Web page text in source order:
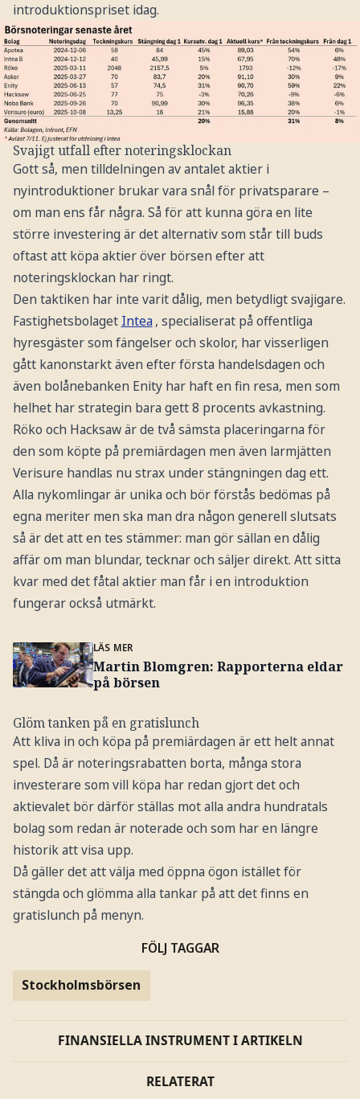
introduktionspriset idag.
Svajigt utfall efter noteringsklockan
Gott så, men tilldelningen av antalet aktier i
nyintroduktioner brukar vara snål för privatsparare –
om man ens får några. Så för att kunna göra en lite
större investering är det alternativ som står till buds
oftast att köpa aktier över börsen efter att
noteringsklockan har ringt.
Den taktiken har inte varit dålig, men betydligt svajigare.
Fastighetsbolaget Intea , specialiserat på offentliga
hyresgäster som fängelser och skolor, har visserligen
gått kanonstarkt även efter första handelsdagen och
även bolånebanken Enity har haft en fin resa, men som
helhet har strategin bara gett 8 procents avkastning.
Röko och Hacksaw är de två sämsta placeringarna för
den som köpte på premiärdagen men även larmjätten
Verisure handlas nu strax under stängningen dag ett.
Alla nykomlingar är unika och bör förstås bedömas på
egna meriter men ska man dra någon generell slutsats
så är det att en tes stämmer: man gör sällan en dålig
affär om man blundar, tecknar och säljer direkt. Att sitta
kvar med det fåtal aktier man får i en introduktion
fungerar också utmärkt.
LÄS MER
Martin Blomgren: Rapporterna eldar
på börsen
Glöm tanken på en gratislunch
Att kliva in och köpa på premiärdagen är ett helt annat
spel. Då är noteringsrabatten borta, många stora
investerare som vill köpa har redan gjort det och
aktievalet bör därför ställas mot alla andra hundratals
bolag som redan är noterade och som har en längre
historik att visa upp.
Då gäller det att välja med öppna ögon istället för
stängda och glömma alla tankar på att det finns en
gratislunch på menyn.
FÖLJ TAGGAR
Stockholmsbörsen
FINANSIELLA INSTRUMENT I ARTIKELN
RELATERAT